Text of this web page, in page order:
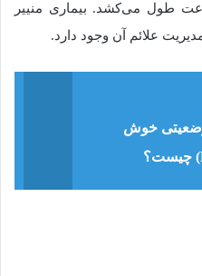
طول می‌کشد. بیماری منییر
علائم آن وجود دارد.
خوش